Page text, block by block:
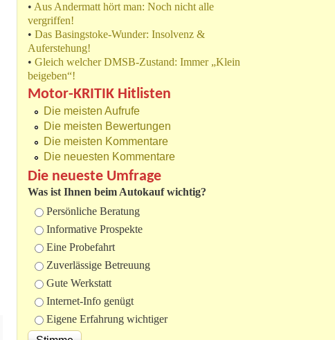
• Aus Andermatt hört man: Noch nicht alle
vergriffen!
• Das Basingstoke-Wunder: Insolvenz &
Auferstehung!
• Gleich welcher DMSB-Zustand: Immer „Klein
beigeben“!
Motor-KRITIK Hitlisten
Die meisten Aufrufe
Die meisten Bewertungen
Die meisten Kommentare
Die neuesten Kommentare
Die neueste Umfrage
Was ist Ihnen beim Autokauf wichtig?
Auswahlmöglichkeiten
Persönliche Beratung
Informative Prospekte
Eine Probefahrt
Zuverlässige Betreuung
Gute Werkstatt
Internet-Info genügt
Eigene Erfahrung wichtiger